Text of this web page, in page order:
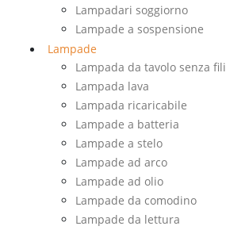
Lampadari soggiorno
Lampade a sospensione
Lampade
Lampada da tavolo senza fili
Lampada lava
Lampada ricaricabile
Lampade a batteria
Lampade a stelo
Lampade ad arco
Lampade ad olio
Lampade da comodino
Lampade da lettura